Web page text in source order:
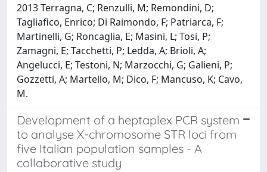
2013 Terragna, C; Renzulli, M; Remondini, D;
Tagliafico, Enrico; Di Raimondo, F; Patriarca, F;
Martinelli, G; Roncaglia, E; Masini, L; Tosi, P;
Zamagni, E; Tacchetti, P; Ledda, A; Brioli, A;
Angelucci, E; Testoni, N; Marzocchi, G; Galieni, P;
Gozzetti, A; Martello, M; Dico, F; Mancuso, K; Cavo,
M.
Development of a heptaplex PCR system
to analyse X-chromosome STR loci from
five Italian population samples - A
collaborative study